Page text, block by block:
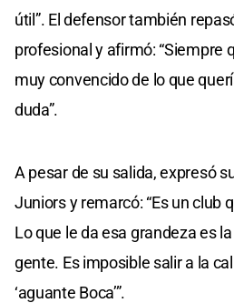
útil”. El defensor también
profesional y afirmó: “Siempre
muy convencido de lo que
duda”.
A pesar de su salida, expresó
Juniors y remarcó: “Es un club
Lo que le da esa grandeza es
gente. Es imposible salir a la
‘aguante Boca’”.